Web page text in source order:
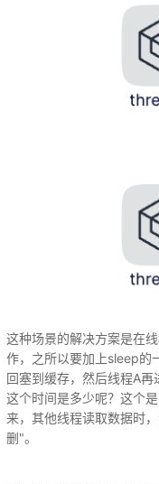
这种场景的解决方案是在
作，之所以要加上sleep的
回塞到缓存，然后线程A再
这个时间是多少呢？这个
来，其他线程读取数据时
删"。